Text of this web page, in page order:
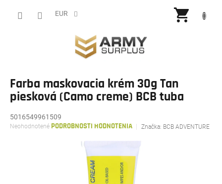
EUR
Farba maskovacia krém 30g Tan
piesková (Camo creme) BCB tuba
5016549961509
Priemerné
Neohodnotené PODROBNOSTI HODNOTENIA Značka: BCB ADVENTURE